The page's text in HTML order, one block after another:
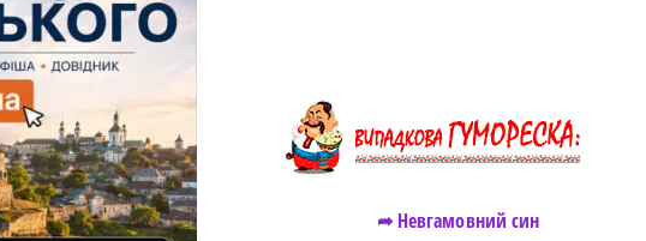
➦ Невгамовний син